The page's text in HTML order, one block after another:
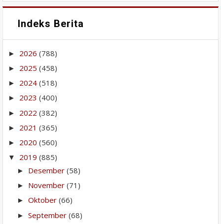
Indeks Berita
► 2026 (788)
► 2025 (458)
► 2024 (518)
► 2023 (400)
► 2022 (382)
► 2021 (365)
► 2020 (560)
▼ 2019 (885)
► Desember (58)
► November (71)
► Oktober (66)
► September (68)